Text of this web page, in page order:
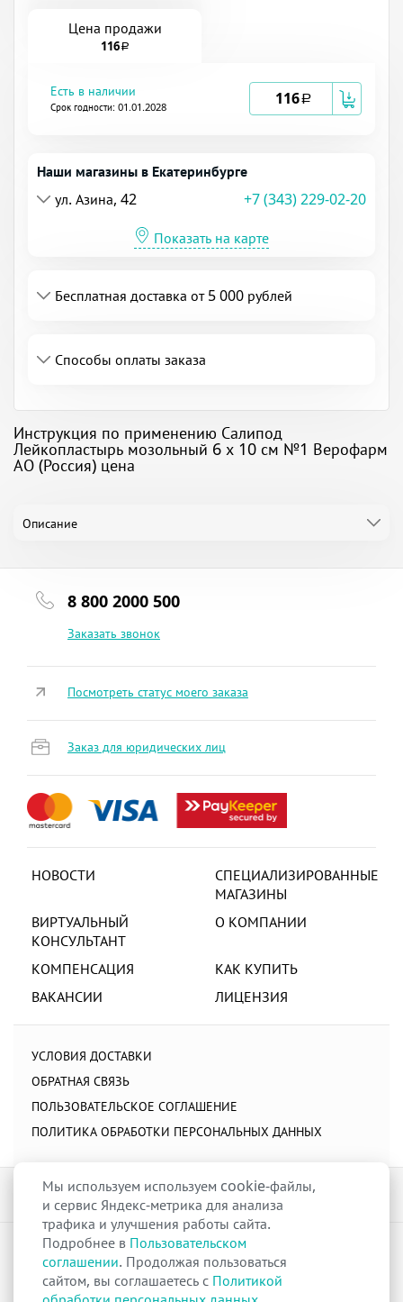
Цена продажи
116a
Есть в наличии
Срок годности: 01.01.2028 116a
Наши магазины в Екатеринбурге
ул. Азина, 42
+7 (343) 229-02-20
Показать на карте
Бесплатная доставка от 5 000 рублей
Способы оплаты заказа
Инструкция по применению Салипод
Лейкопластырь мозольный 6 х 10 см №1 Верофарм
АО (Россия) цена
Описание
8 800 2000 500
Заказать звонок
НОВОСТИ
СПЕЦИАЛИЗИРОВАННЫЕ
МАГАЗИНЫ
ВИРТУАЛЬНЫЙ
КОНСУЛЬТАНТ
О КОМПАНИИ
КОМПЕНСАЦИЯ
КАК КУПИТЬ
ВАКАНСИИ
ЛИЦЕНЗИЯ
УСЛОВИЯ ДОСТАВКИ
ОБРАТНАЯ СВЯЗЬ
ПОЛЬЗОВАТЕЛЬСКОЕ СОГЛАШЕНИЕ
ПОЛИТИКА ОБРАБОТКИ ПЕРСОНАЛЬНЫХ ДАННЫХ
Посмотреть статус моего заказа
Заказ для юридических лиц
raduga-ural.ru ©
Группа компаний Радуга
ЛицензияЛ042-00110-77/00263680 от 07 декабря 2017 г.
Разрешение№Р013-00110-66/03100314на дистанционную торговлю
Мы используем используем cookie-файлы,
и сервис Яндекс-метрика для анализа
трафика и улучшения работы сайта.
Подробнее в Пользовательском
соглашении. Продолжая пользоваться
сайтом, вы соглашаетесь с Политикой